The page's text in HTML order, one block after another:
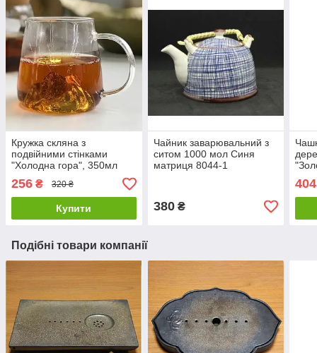
Кружка скляна з
подвійними стінками
"Холодна гора", 350мл
256 ₴ 320 ₴
Купити
Чайник заварювальний з
ситом 1000 мол Синя
матриця 8044-1
380₴
404
Подібні товари компанії